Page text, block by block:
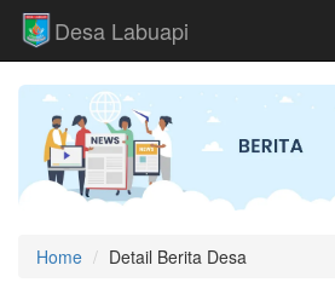
Desa Labuapi
Home Detail Berita Desa